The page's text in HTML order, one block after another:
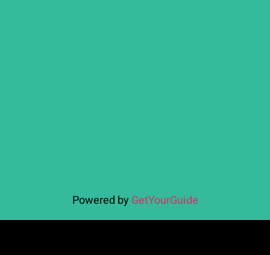
Powered by GetYourGuide